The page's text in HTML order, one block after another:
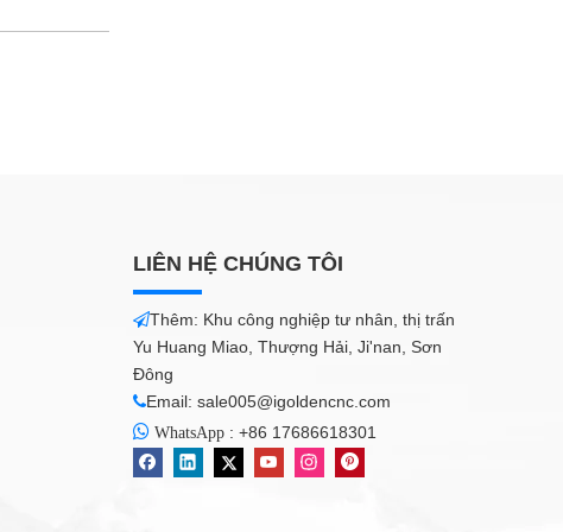
LIÊN HỆ CHÚNG TÔI
Thêm: Khu công nghiệp tư nhân, thị trấn
Yu Huang Miao, Thượng Hải, Ji'nan, Sơn
Đông
Email: sale005@igoldencnc.com
 WhatsApp : +86 17686618301